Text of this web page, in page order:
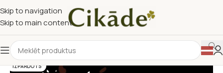
Skip to navigation
Skip to main content
IZPĀRDOTS